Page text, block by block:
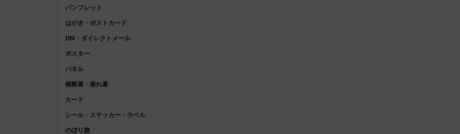
パンフレット
はがき・ポストカード
DM・ダイレクトメール
ポスター
パネル
横断幕・垂れ幕
カード
シール・ステッカー・ラベル
のぼり旗